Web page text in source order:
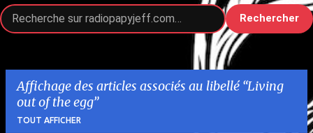
Rechercher
Affichage des articles associés au libellé Living
out of the egg
TOUT AFFICHER